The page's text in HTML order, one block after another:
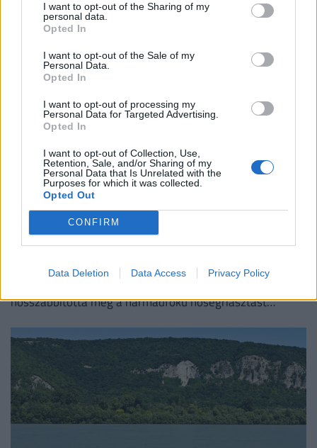
I want to opt-out of the Sharing of my
personal data.
Opted In
I want to opt-out of the Sale of my
Personal Data.
Opted In
I want to opt-out of processing my
Personal Data for Targeted Advertising.
Opted In
I want to opt-out of Collection, Use,
Retention, Sale, and/or Sharing of my
Personal Data that Is Unrelated with the
Purposes for which it was collected.
Opted Out
CONFIRM
Data Deletion Data Access Privacy Policy
Ez a 7 megye lélegezhet fel elsőként a
kibírhatatlan kánikulából: 5 megyében tart ki
a legtovább a hőség, ahol még pénteken is
Az országos tisztifőorvos augusztus 7-e, péntek éjfélig
hosszabbította meg a harmadfokú hőségriasztást
fellélegezhetünk.